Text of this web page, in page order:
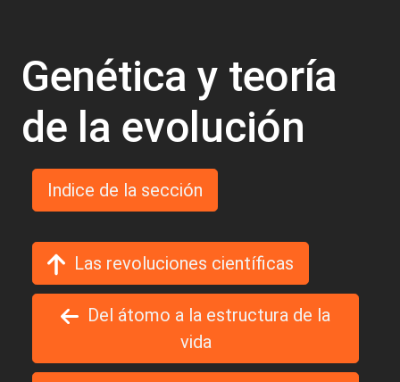
Genética y teoría
de la evolución
Indice de la sección
Las revoluciones científicas
Del átomo a la estructura de la
vida